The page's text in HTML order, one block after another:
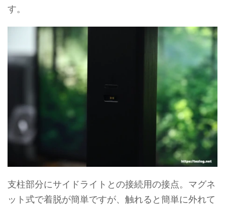
す。
支柱部分にサイドライトとの接続用の接点。マグネ
ット式で着脱が簡単ですが、触れると簡単に外れて